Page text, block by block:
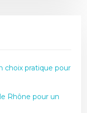
choix pratique pour
Rhône pour un